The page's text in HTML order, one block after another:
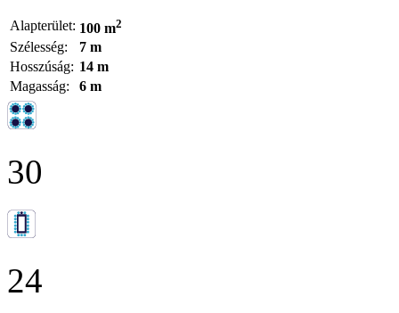
Alapterület: 100 m2
Szélesség:
7 m
Hosszúság: 14 m
Magasság:
6 m
30
24